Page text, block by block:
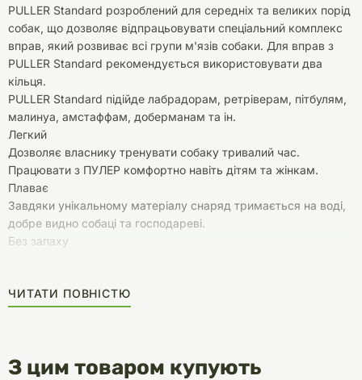
PULLER Standard розроблений для середніх та великих порід
собак, що дозволяє відпрацьовувати спеціальний комплекс
вправ, який розвиває всі групи м'язів собаки. Для вправ з
PULLER Standard рекомендується використовувати два
кільця.
PULLER Standard підійде лабрадорам, ретріверам, пітбулям,
малинуа, амстаффам, доберманам та ін.
Легкий
Дозволяє власнику тренувати собаку тривалий час.
Працювати з ПУЛЕР комфортно навіть дітям та жінкам.
Плаває
Завдяки унікальному матеріалу снаряд тримається на воді,
добре видно собаці та господареві.
Без запаху
Собака не поранить зуби та ясна під час роботи зі снарядом.
ПУЛЕР допомагає вирішити найпоширеніші проблеми, з
ушкодження предметів інтер'єру
ЧИТАТИ ПОВНІСТЮ
З цим товаром купують